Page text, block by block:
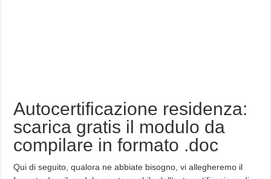
Autocertificazione residenza:
scarica gratis il modulo da
compilare in formato .doc
Qui di seguito, qualora ne abbiate bisogno, vi allegheremo il